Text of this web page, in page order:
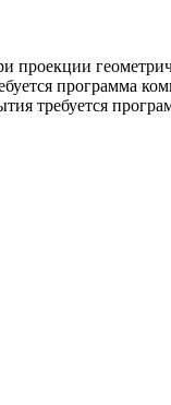
программа
требуется